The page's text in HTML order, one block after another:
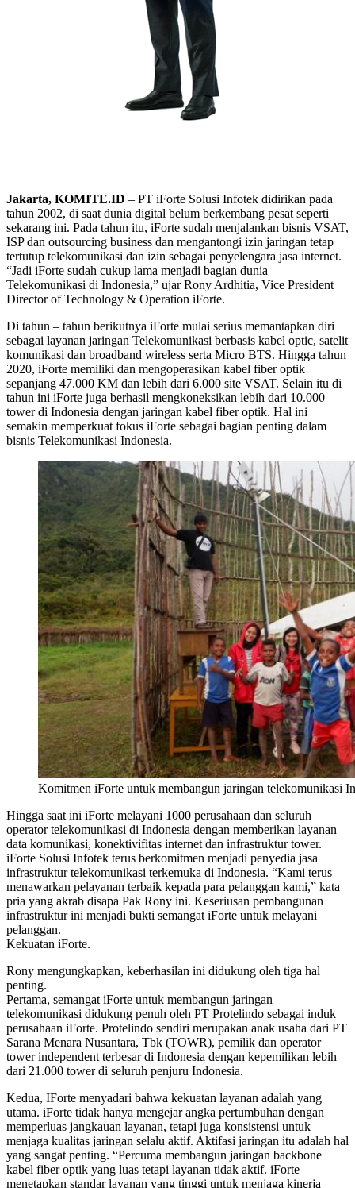
Jakarta, KOMITE.ID – PT iForte Solusi Infotek didirikan pada
tahun 2002, di saat dunia digital belum berkembang pesat seperti
sekarang ini. Pada tahun itu, iForte sudah menjalankan bisnis VSAT,
ISP dan outsourcing business dan mengantongi izin jaringan tetap
tertutup telekomunikasi dan izin sebagai penyelengara jasa internet.
“Jadi iForte sudah cukup lama menjadi bagian dunia
Telekomunikasi di Indonesia,” ujar Rony Ardhitia, Vice President
Director of Technology & Operation iForte.
Di tahun – tahun berikutnya iForte mulai serius memantapkan diri
sebagai layanan jaringan Telekomunikasi berbasis kabel optic, satelit
komunikasi dan broadband wireless serta Micro BTS. Hingga tahun
2020, iForte memiliki dan mengoperasikan kabel fiber optik
sepanjang 47.000 KM dan lebih dari 6.000 site VSAT. Selain itu di
tahun ini iForte juga berhasil mengkoneksikan lebih dari 10.000
tower di Indonesia dengan jaringan kabel fiber optik. Hal ini
semakin memperkuat fokus iForte sebagai bagian penting dalam
bisnis Telekomunikasi Indonesia.
Komitmen iForte untuk membangun jaringan telekomunikasi
Hingga saat ini iForte melayani 1000 perusahaan dan seluruh
operator telekomunikasi di Indonesia dengan memberikan layanan
data komunikasi, konektivifitas internet dan infrastruktur tower.
iForte Solusi Infotek terus berkomitmen menjadi penyedia jasa
infrastruktur telekomunikasi terkemuka di Indonesia. “Kami terus
menawarkan pelayanan terbaik kepada para pelanggan kami,” kata
pria yang akrab disapa Pak Rony ini. Keseriusan pembangunan
infrastruktur ini menjadi bukti semangat iForte untuk melayani
pelanggan.
Kekuatan iForte.
Rony mengungkapkan, keberhasilan ini didukung oleh tiga hal
penting.
Pertama, semangat iForte untuk membangun jaringan
telekomunikasi didukung penuh oleh PT Protelindo sebagai induk
perusahaan iForte. Protelindo sendiri merupakan anak usaha dari PT
Sarana Menara Nusantara, Tbk (TOWR), pemilik dan operator
tower independent terbesar di Indonesia dengan kepemilikan lebih
dari 21.000 tower di seluruh penjuru Indonesia.
Kedua, IForte menyadari bahwa kekuatan layanan adalah yang
utama. iForte tidak hanya mengejar angka pertumbuhan dengan
memperluas jangkauan layanan, tetapi juga konsistensi untuk
menjaga kualitas jaringan selalu aktif. Aktifasi jaringan itu adalah hal
yang sangat penting. “Percuma membangun jaringan backbone
kabel fiber optik yang luas tetapi layanan tidak aktif. iForte
menetapkan standar layanan yang tinggi untuk menjaga kinerja